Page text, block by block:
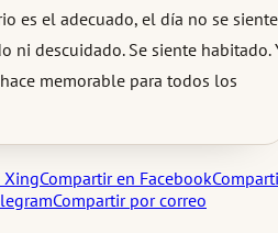
es el adecuado, el día no se siente
ni descuidado. Se siente habitado.
memorable para todos los
XingCompartir en Facebook
Compartir por correo